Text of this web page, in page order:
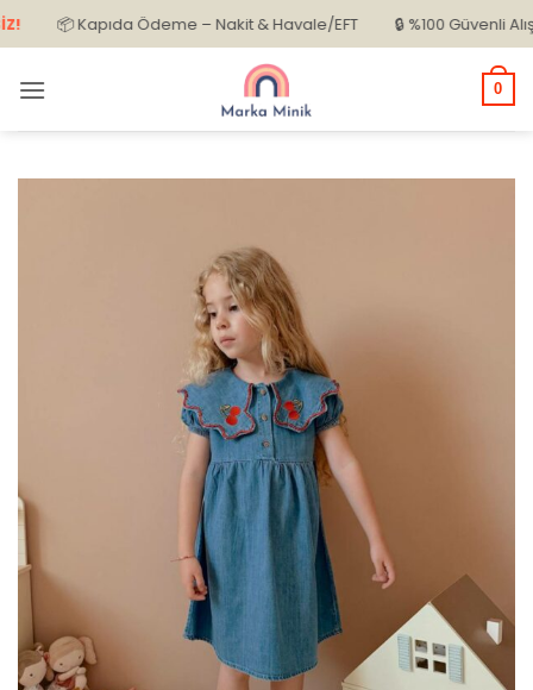
İçeriğe
atla
📦 Kapıda Ödeme – Nakit & Havale/EFT 🔒 %100 Güvenli Alışveriş
0